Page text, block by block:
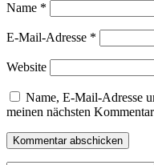
Name *
E-Mail-Adresse *
Website
Name, E-Mail-Adresse
meinen nächsten